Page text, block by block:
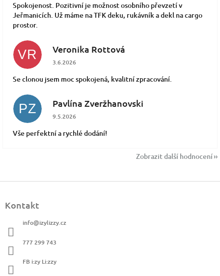
Spokojenost. Pozitivní je možnost osobního převzetí v
Jeřmanicích. Už máme na TFK deku, rukávník a dekl na cargo
prostor.
VR Veronika Rottová
Hodnocení obchodu je 5 z 5 hvězdiček.
3.6.2026
Se clonou jsem moc spokojená, kvalitní zpracování.
PZ Pavlína Zveržhanovski
Hodnocení obchodu je 5 z 5 hvězdiček.
9.5.2026
Vše perfektní a rychlé dodání!
Zobrazit další hodnocení
Kontakt
info@izylizzy.cz
777 299 743
FB i:zy Li:zzy